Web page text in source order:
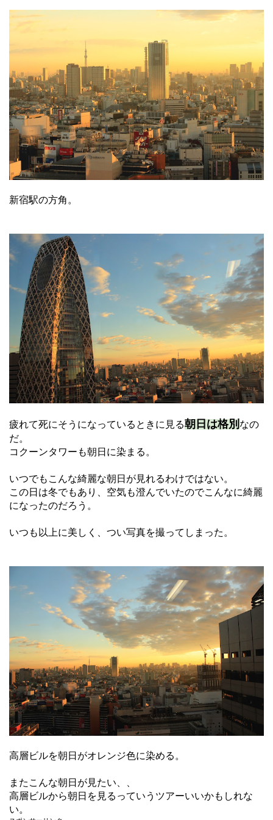
新宿駅の方角。
疲れて死にそうになっているときに見る朝日は格別 なの
だ。
コクーンタワーも朝日に染まる。
いつでもこんな綺麗な朝日が見れるわけではない。
この日は冬でもあり、空気も澄んでいたのでこんなに綺麗
になったのだろう。
いつも以上に美しく、つい写真を撮ってしまった。
高層ビルを朝日がオレンジ色に染める。
またこんな朝日が見たい、、
高層ビルから朝日を見るっていうツアーいいかもしれな
い。